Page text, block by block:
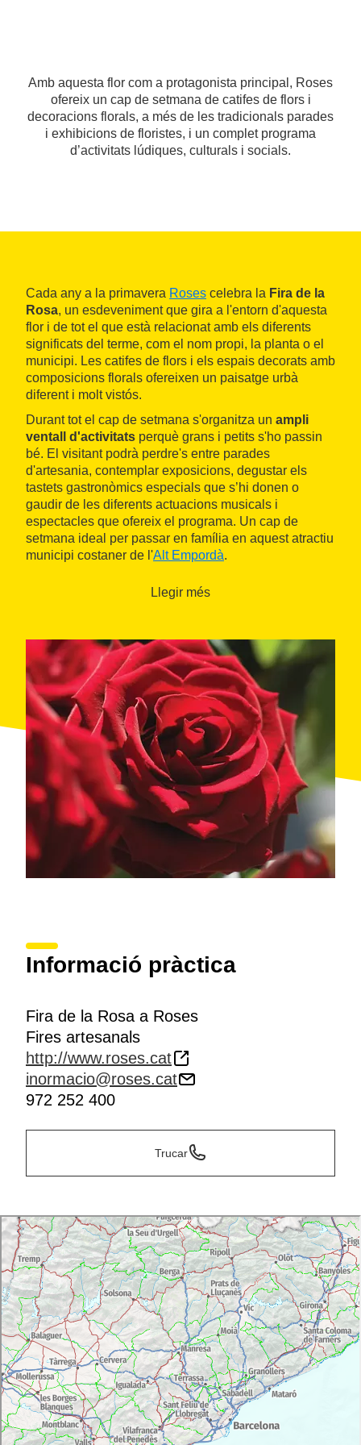
Amb aquesta flor com a protagonista principal, Roses
ofereix un cap de setmana de catifes de flors i
decoracions florals, a més de les tradicionals parades
i exhibicions de floristes, i un complet programa
d’activitats lúdiques, culturals i socials.
Cada any a la primavera Roses celebra la Fira de la
Rosa, un esdeveniment que gira a l'entorn d'aquesta
flor i de tot el que està relacionat amb els diferents
significats del terme, com el nom propi, la planta o el
municipi. Les catifes de flors i els espais decorats amb
composicions florals ofereixen un paisatge urbà
diferent i molt vistós.
Durant tot el cap de setmana s'organitza un ampli
ventall d'activitats perquè grans i petits s'ho passin
bé. El visitant podrà perdre's entre parades
d'artesania, contemplar exposicions, degustar els
tastets gastronòmics especials que s’hi donen o
gaudir de les diferents actuacions musicals i
espectacles que ofereix el programa. Un cap de
setmana ideal per passar en família en aquest atractiu
municipi costaner de l'Alt Empordà.
Llegir més
Informació pràctica
Fira de la Rosa a Roses
Fires artesanals
http://www.roses.cat
inormacio@roses.cat
972 252 400
Trucar